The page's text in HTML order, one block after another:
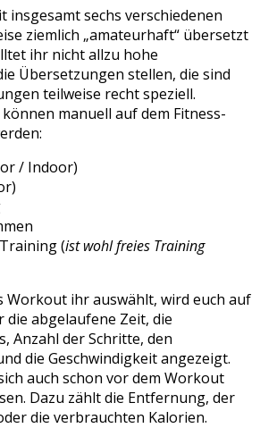
insgesamt sechs verschiedenen
ziemlich „amateurhaft“ übersetzt
ihr nicht allzu hohe
Übersetzungen stellen, die sind
teilweise recht speziell.
manuell auf dem Fitness-
/ Indoor)
(ist wohl freies Training
Workout ihr auswählt, wird euch auf
die abgelaufene Zeit, die
Anzahl der Schritte, den
die Geschwindigkeit angezeigt.
auch schon vor dem Workout
Dazu zählt die Entfernung, der
die verbrauchten Kalorien.